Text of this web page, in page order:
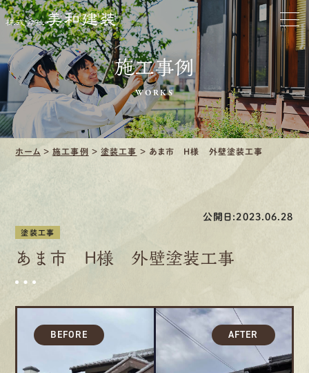
お家をきれいに
会社をきれいに
クリーニング
施工事例
会社案内
採用情報
募集要項
施工事例
WORKS
ホーム >施工事例 >塗装工事 > あま市 H様 外壁塗装工事
公開日:2023.06.28
塗装工事
あま市 H様 外壁塗装工事